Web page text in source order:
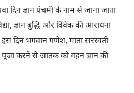
दिन ज्ञान पंचमी के नाम से जाना जाता
ज्ञान बुद्धि और विवेक की आराधना
इस दिन भगवान गणेश, माता सरस्वती
करने से जातक को गहन ज्ञान की